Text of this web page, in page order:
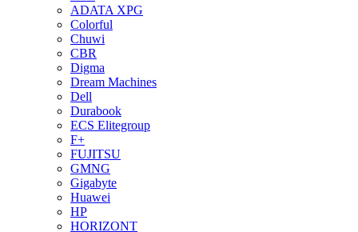
ADATA XPG
Colorful
Chuwi
CBR
Digma
Dream Machines
Dell
Durabook
ECS Elitegroup
F+
FUJITSU
GMNG
Gigabyte
Huawei
HP
HORIZONT